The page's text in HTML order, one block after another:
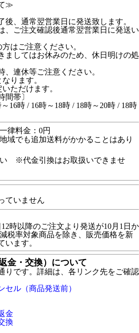
≫
、通常翌営業日に発送致します。
、ご注文確認後通常翌営業日に発送い
はご注意ください。
してはお休みのため、休日明けの処
連休等ご注意ください。
ります。
ただけます。
帯〕
16時 / 16時～18時 / 18時～20時 / 18時
律料金：0円
域でも追加送料がかかることはあり
※代金引換はお取扱いできませ
ていません
時以降のご注文より発送が10月1日か
税率対象商品を除き、販売価格を新
います。
金・交換）について
りです。詳細は、各リンク先をご確認
セル（商品発送前）
金
換